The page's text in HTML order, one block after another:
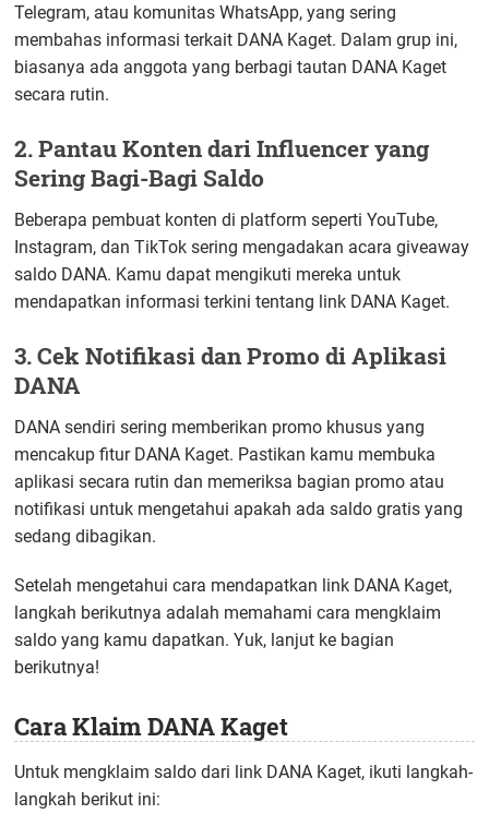
Telegram, atau komunitas WhatsApp, yang sering
membahas informasi terkait DANA Kaget. Dalam grup ini,
biasanya ada anggota yang berbagi tautan DANA Kaget
secara rutin.
2. Pantau Konten dari Influencer yang
Sering Bagi-Bagi Saldo
Beberapa pembuat konten di platform seperti YouTube,
Instagram, dan TikTok sering mengadakan acara giveaway
saldo DANA. Kamu dapat mengikuti mereka untuk
mendapatkan informasi terkini tentang link DANA Kaget.
3. Cek Notifikasi dan Promo di Aplikasi
DANA
DANA sendiri sering memberikan promo khusus yang
mencakup fitur DANA Kaget. Pastikan kamu membuka
aplikasi secara rutin dan memeriksa bagian promo atau
notifikasi untuk mengetahui apakah ada saldo gratis yang
sedang dibagikan.
Setelah mengetahui cara mendapatkan link DANA Kaget,
langkah berikutnya adalah memahami cara mengklaim
saldo yang kamu dapatkan. Yuk, lanjut ke bagian
berikutnya!
Cara Klaim DANA Kaget
Untuk mengklaim saldo dari link DANA Kaget, ikuti langkah-
langkah berikut ini: